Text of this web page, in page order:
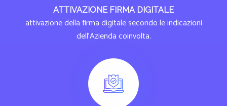
ATTIVAZIONE FIRMA DIGITALE
attivazione della firma digitale secondo le indicazioni
dell'Azienda coinvolta.